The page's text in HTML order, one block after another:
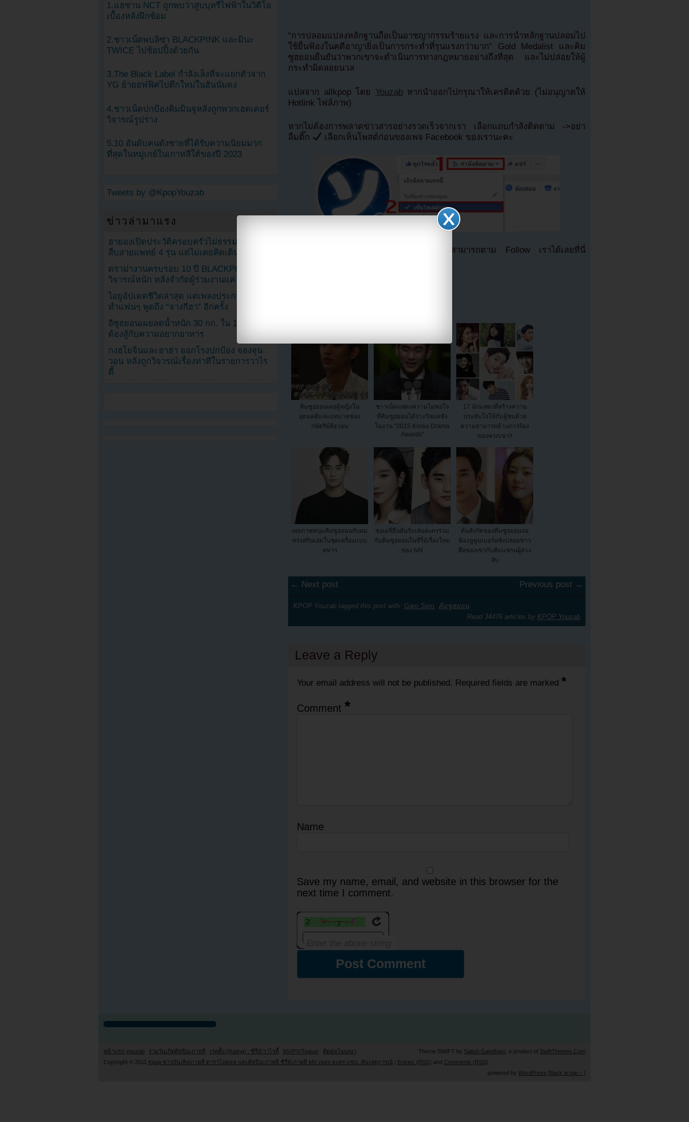
“การปลอมแปลงหลักฐานถือเป็นอาชญากรรมร้ายแรง และการนำหลักฐานปลอมไป
ใช้ยื่นฟ้องในคดีอาญายิ่งเป็นการกระทำที่รุนแรงกว่ามาก” Gold Medalist และคิม
ซูฮยอนยืนยันว่าพวกเขาจะดำเนินการทางกฎหมายอย่างถึงที่สุด และไม่ปล่อยให้ผู้
กระทำผิดลอยนวล
แปลจาก allkpop โดย Youzabหากนำออกไปกรุณาให้เครดิตด้วย (ไม่อนุญาตให้
Hotlink ไฟล์ภาพ)
หากไม่ต้องการพลาดข่าวสารอย่างรวดเร็วจากเรา เลือกแถบกำลังติดตาม ->อย่า
ลืมติ๊ก
เลือกเห็นโพสต์ก่อนของเพจ Facebook ของเรานะคะ
ตอนนี้แฟนๆสามารถติดตามเราได้อีกช่องทางสามารถตาม Follow เราได้เลยที่นี่
คิมซูฮยอนเผยผู้หญิงใน
อุดมคติและบทบาทของ
กษัตริย์ลีฮวอน
ชาวเน็ตแสดงความไม่พอใจ
ที่คิมซูฮยอนได้รางวัลแดซัง
ในงาน "2015 Korea Drama
Awards"
17 นักแสดงที่สร้างความ
ประทับใจให้กับผู้ชมด้วย
ความสามารถด้านการร้อง
ของพวกเขา!!
เผยภาพหนุ่มคิมซูฮยอนกับผม
ทรงสกินเฮดในชุดเครื่องแบบ
ทหาร
ซอเยจียืนยันรับเล่นละครร่วม
กับคิมซูฮยอนในซีรี่ย์เรื่องใหม่
ของ tvN
ต้นสังกัดของคิมซูฮยอนจ่อ
ฟ้องยูทูบเบอร์หลังปล่อยข่าว
ลือของเขากับคิมแซรนผู้ล่วง
ลับ
← Next post Previous post →
KPOP Youzab tagged this post with: Garo Sero
คิมซูฮยอน
Read 34476 articles by KPOP Youzab
Leave a Reply
Your email address will not be published. Required fields are marked *
Comment *
Name
Save my name, email, and website in this browser for the
next time I comment.
1.แฮชาน NCT ถูกพบว่าสูบบุหรี่ไฟฟ้าในวิดีโอ
เบื้องหลังฝึกซ้อม
2.ชาวเน็ตพบลิซ่า BLACKPINK และมินะ
TWICE ไปช้อปปิ้งด้วยกัน
3.The Black Label กำลังเล็งที่จะแยกตัวจาก
YG ย้ายอฟฟิศไปตึกใหม่ในฮันนัมดง
4.ชาวเน็ตปกป้องคิมมินจูหลังถูกพวกเฮดเตอร์
วิจารณ์รูปร่าง
5.10 อันดับคนดังชายที่ได้รับความนิยมมาก
ที่สุดในหมู่เกย์ในเกาหลีใต้ของปี 2023
Tweets by @KpopYouzab
ข่าวล่ามาแรง
ฮายองเปิดประวัติครอบครัวไม่ธรรมดา
สืบสายแพทย์ 4 รุ่น แต่ไม่เคยคิดเดินตามรอย
ดราม่างานครบรอบ 10 ปี BLACKPINK แฟน
วิจารณ์หนัก หลังจำกัดผู้ร่วมงานแค่ 40 คน
ไอยูอัปเดตชีวิตล่าสุด แต่เพลงประกอบโพสต์
ทำแฟนๆ พูดถึง “จางกีฮา” อีกครั้ง
อีซูฮยอนเผยลดน้ำหนัก 30 กก. ใน 1 ปี แต่ยัง
ต้องสู้กับความอยากอาหาร
กงฮโยจินและฮาฮ่า ออกโรงปกป้อง จองจุน
วอน หลังถูกวิจารณ์เรื่องท่าทีในรายการวาไร
ตี้
หน้าแรก youzab รวมวันเกิดศิลปินเกาหลี เรตติ้ง (Rating) : ซีรี่ย์/วาไรตี้ MV/PV/Teaser ติดต่อโฆษณา Theme SWIFT by Satish Gandham , a product of SwiftThemes.Com
Copyright © 2011 Kpop ข่าวบันเทิงเกาหลี ดาราไอดอล และศิลปินเกาหลี ซีรี่ย์เกาหลี MV เพลง ละคร แซ่บ..ทันเหตุการณ์ | Entries (RSS) and Comments (RSS)
powered by WordPress [Back to top ↑ ]